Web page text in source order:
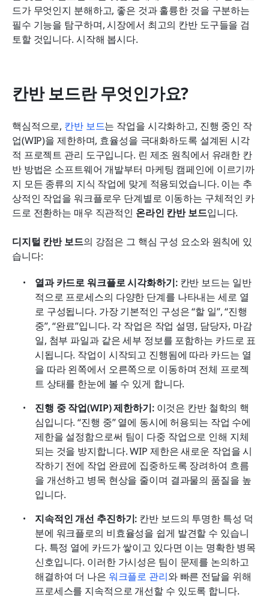
드가 무엇인지 분해하고, 좋은 것과 훌륭한 것을 구분하는
필수 기능을 탐구하며, 시장에서 최고의 칸반 도구들을 검
토할 것입니다. 시작해 봅시다.
칸반 보드란 무엇인가요?
핵심적으로, 칸반 보드는 작업을 시각화하고, 진행 중인 작
업(WIP)을 제한하며, 효율성을 극대화하도록 설계된 시각
적 프로젝트 관리 도구입니다. 린 제조 원칙에서 유래한 칸
반 방법은 소프트웨어 개발부터 마케팅 캠페인에 이르기까
지 모든 종류의 지식 작업에 맞게 적용되었습니다. 이는 추
상적인 작업을 워크플로우 단계별로 이동하는 구체적인 카
드로 전환하는 매우 직관적인 온라인 칸반 보드입니다.
디지털 칸반 보드의 강점은 그 핵심 구성 요소와 원칙에 있
습니다:
열과 카드로 워크플로 시각화하기: 칸반 보드는 일반
적으로 프로세스의 다양한 단계를 나타내는 세로 열
로 구성됩니다. 가장 기본적인 구성은 “할 일”, “진행
중”, “완료”입니다. 각 작업은 작업 설명, 담당자, 마감
일, 첨부 파일과 같은 세부 정보를 포함하는 카드로 표
시됩니다. 작업이 시작되고 진행됨에 따라 카드는 열
을 따라 왼쪽에서 오른쪽으로 이동하며 전체 프로젝
트 상태를 한눈에 볼 수 있게 합니다.
진행 중 작업(WIP) 제한하기: 이것은 칸반 철학의 핵
심입니다. “진행 중” 열에 동시에 허용되는 작업 수에
제한을 설정함으로써 팀이 다중 작업으로 인해 지체
되는 것을 방지합니다. WIP 제한은 새로운 작업을 시
작하기 전에 작업 완료에 집중하도록 장려하여 흐름
을 개선하고 병목 현상을 줄이며 결과물의 품질을 높
입니다.
지속적인 개선 추진하기: 칸반 보드의 투명한 특성 덕
분에 워크플로의 비효율성을 쉽게 발견할 수 있습니
다. 특정 열에 카드가 쌓이고 있다면 이는 명확한 병목
신호입니다. 이러한 가시성은 팀이 문제를 논의하고
해결하여 더 나은 워크플로 관리와 빠른 전달을 위해
프로세스를 지속적으로 개선할 수 있도록 합니다.